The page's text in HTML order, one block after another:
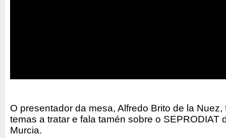
O presentador da mesa, Alfredo Brito de la
temas a tratar e fala tamén sobre o SEPRODIAT
Murcia.